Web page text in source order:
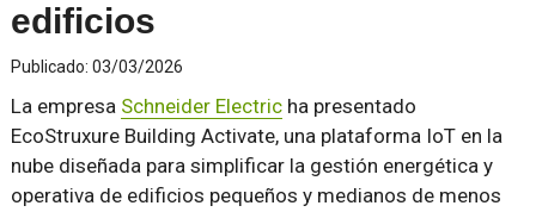
edificios
Publicado: 03/03/2026
La empresa Schneider Electricha presentado
EcoStruxure Building Activate, una plataforma IoT en la
nube diseñada para simplificar la gestión energética y
operativa de edificios pequeños y medianos de menos